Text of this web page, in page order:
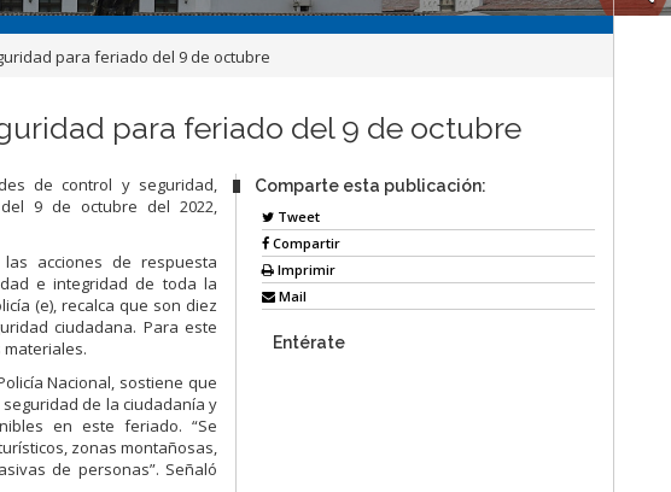
para feriado del 9 de octubre
para feriado del 9 de octubre
de control y seguridad,
9 de octubre del 2022,
acciones de respuesta
e integridad de toda la
(e), recalca que son diez
ciudadana. Para este
Nacional, sostiene que
de la ciudadanía y
en este feriado. “Se
zonas montañosas,
de personas”. Señaló
Comparte esta publicación:
Tweet
Compartir
Imprimir
Mail
Entérate